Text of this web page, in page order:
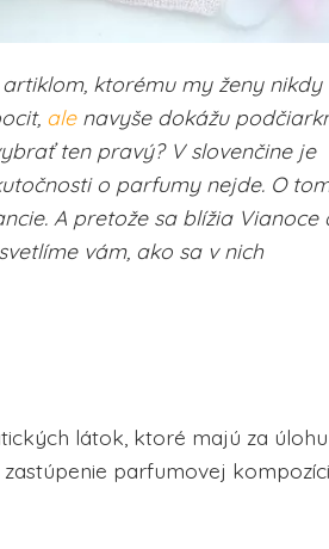
ktorému my ženy nikdy
alenavyše dokážu
ten pravý? V slovenčine je
o parfumy nejde. O
A pretože sa blížia Vianoce
vám, ako sa v nich
látok, ktoré majú za úlohu
parfumovej